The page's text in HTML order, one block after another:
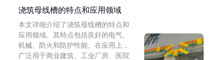
浇筑母线槽的特点和应用领域
本文详细介绍了浇筑母线槽的特点和
应用领域。其特点包括良好的电气、
机械、防火和防护性能。在应用上，
广泛用于商业建筑、工业厂房、医院